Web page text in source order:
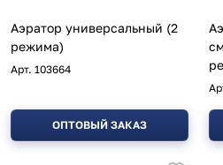
Аэратор универсальный (2
режима)
Арт. 103664
ОПТОВЫЙ ЗАКАЗ